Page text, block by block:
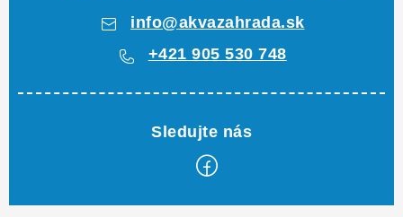
info@akvazahrada.sk
+421 905 530 748